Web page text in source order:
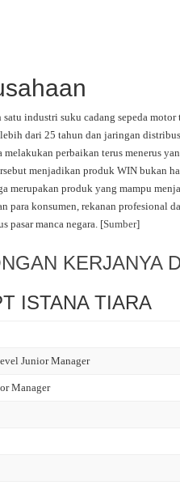
industri suku cadang sepeda
dari 25 tahun dan jaringan
melakukan perbaikan terus menerus
menjadikan produk WIN bukan
merupakan produk yang mampu
para konsumen, rekanan profesional
pasar manca negara. [Sumber]
KERJANYA
ISTANA TIARA
Junior Manager
Manager